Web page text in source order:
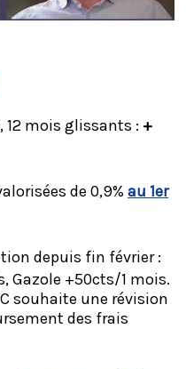
12 mois glissants : +
de 0,9% au 1er
depuis fin février :
Gazole +50cts/1 mois.
souhaite une révision
des frais